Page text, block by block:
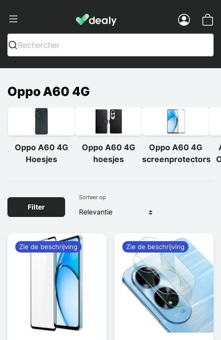
Dealy - Telefoonhoesjes en
Rechercher
Oppo A60 4G
Oppo A60 4G
Hoesjes
Oppo A60 4G
hoesjes
Oppo A60 4G
screenprotectors
Filter
Sorteer op
Zie de beschrijving Zie de beschrijving